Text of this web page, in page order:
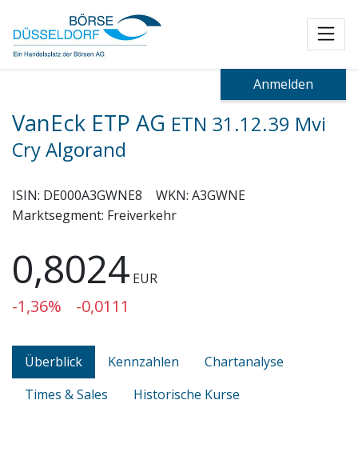
Anmelden
VanEck ETP AG ETN 31.12.39 Mvi
Cry Algorand
ISIN: DE000A3GWNE8 WKN: A3GWNE
Marktsegment: Freiverkehr
0,8024 EUR
-1,36% -0,0111
Überblick Kennzahlen
Chartanalyse
Times & Sales
Historische Kurse